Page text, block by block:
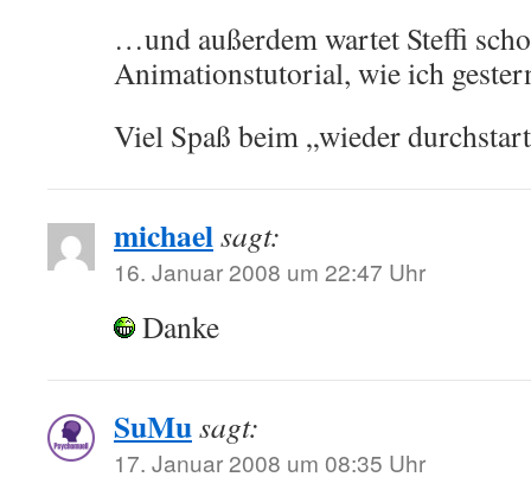
…und außerdem wartet Steffi
Animationstutorial, wie ich
Viel Spaß beim „wieder
michaelsagt:
16. Januar 2008 um 22:47 Uhr
Danke
SuMusagt:
17. Januar 2008 um 08:35 Uhr